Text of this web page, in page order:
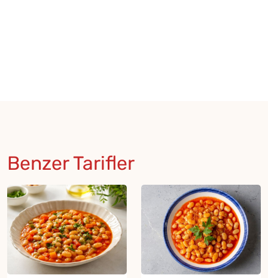
Benzer Tarifler